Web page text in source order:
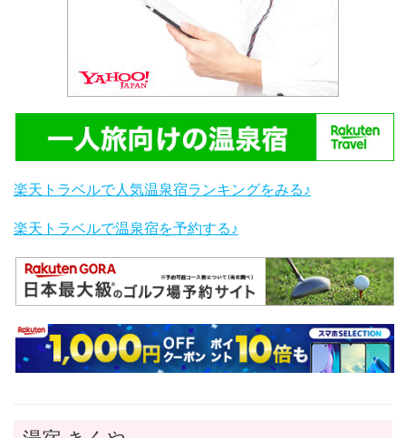
楽天トラベルで人気温泉宿ランキングをみる♪
楽天トラベルで温泉宿を予約する♪